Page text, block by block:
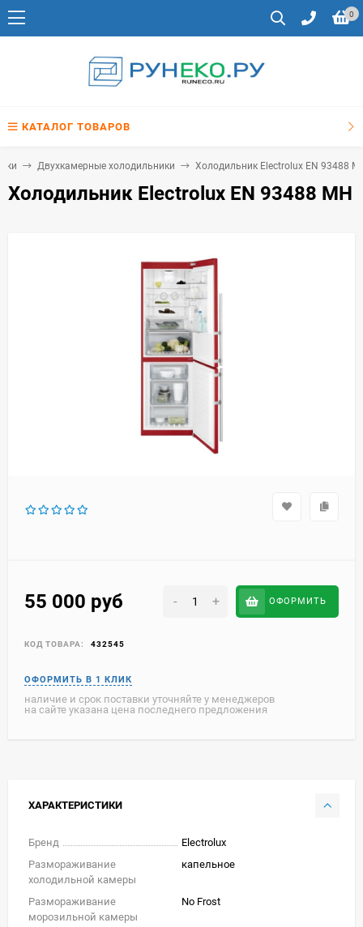
0
КАТАЛОГ ТОВАРОВ
Двухкамерные холодильники Холодильник Electrolux EN 93488
Холодильник Electrolux EN 93488 MH
55 000 руб - + ОФОРМИТЬ
КОД ТОВАРА: 432545
наличие и срок поставки уточняйте у менеджеров
на сайте указана цена последнего предложения
ХАРАКТЕРИСТИКИ
Бренд
Electrolux
Размораживание
холодильной камеры
капельное
Размораживание
морозильной камеры
No Frost